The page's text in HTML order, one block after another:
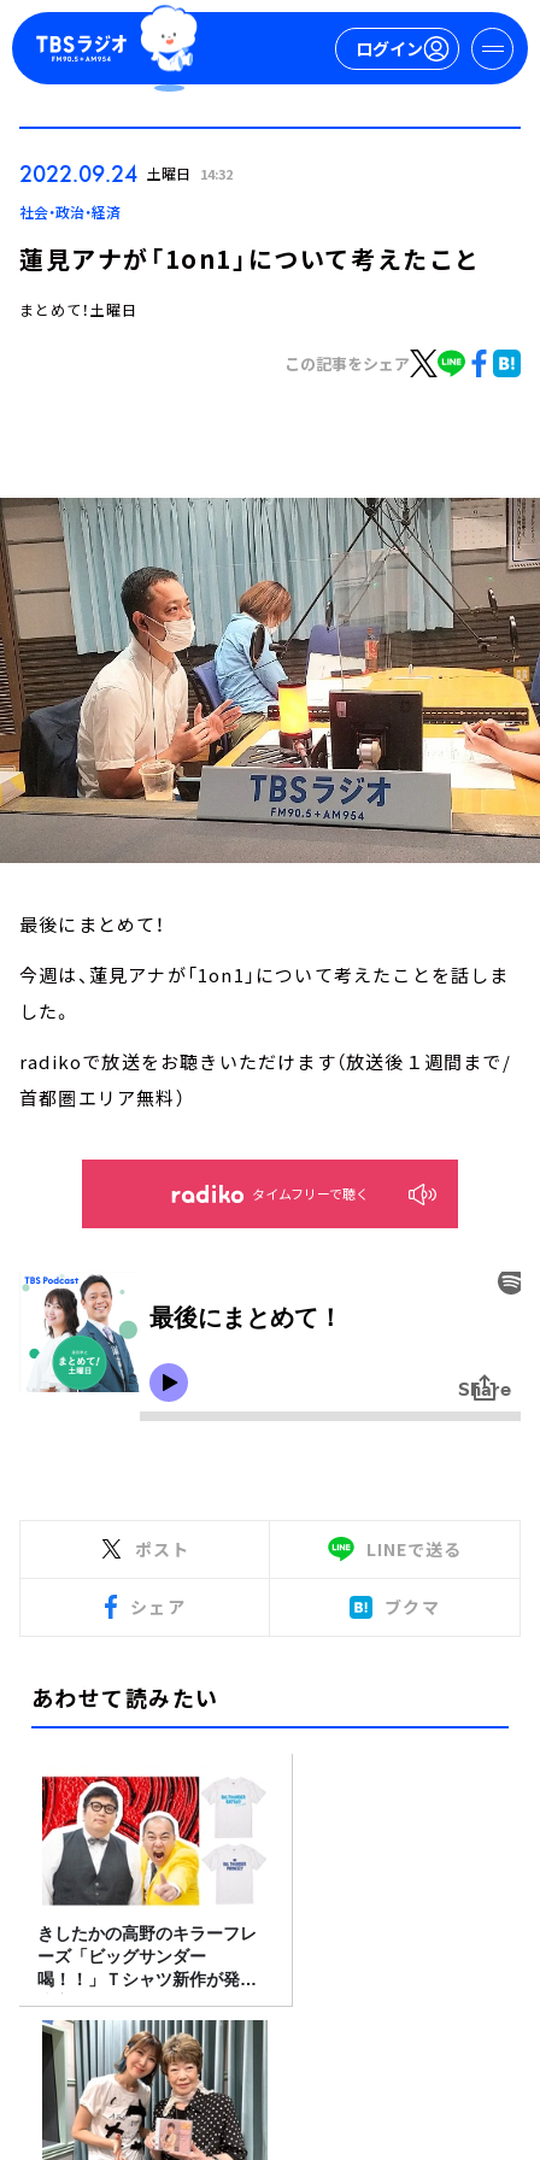
ログイン
トピックス
TBS Podcast
お知らせ
イベント・グッズ
YouTube
会社情報
2022.09.24 土曜日 14:32
社会・政治・経済
蓮見アナが「1on1」について考えたこと
まとめて！土曜日
この記事をシェア
最後にまとめて！
今週は、蓮見アナが「1on1」について考えたことを話しま
した。
radikoで放送をお聴きいただけます（放送後１週間まで/
首都圏エリア無料）
タイムフリーで聴く
ポスト LINEで送る
シェア ブクマ
あわせて読みたい
きしたかの高野のキラーフレ
ーズ「ビッグサンダー
喝！！」Ｔシャツ新作が発売
決定！